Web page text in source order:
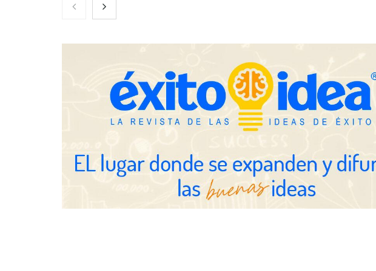
El nuevo mapa de zonas
tensionadas abre nuevos frentes
UrbanPay lanza en 19 mercados
europeos su solución de pagos
inmobiliarios: hasta 82% de ahorro
Gestoría Online reduce a unas
horas el alta de autónomo